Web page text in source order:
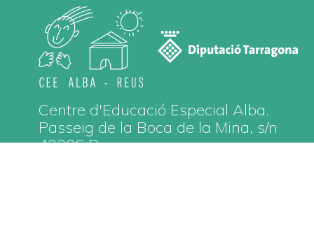
Centre d'Educació Especial Alba.
Passeig de la Boca de la Mina, s/n
43206 Reus